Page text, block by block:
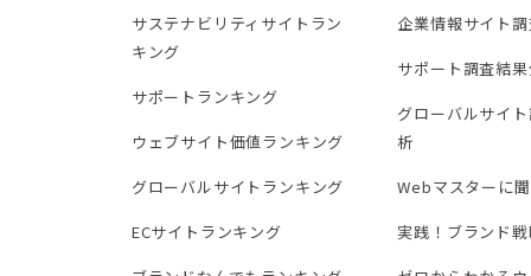
サステナビリティサイトラン
キング
サポートランキング
ウェブサイト価値ランキング
グローバルサイトランキング
ECサイトランキング
企業情報サイト
サポート調査結
グローバルサイ
析
Webマスターに聞
実践！ブランド